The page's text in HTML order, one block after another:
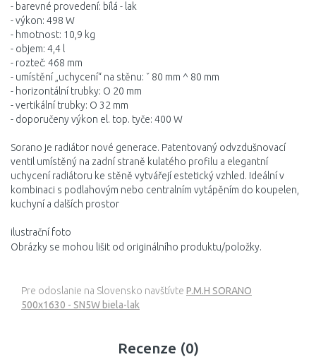
- barevné provedení: bílá - lak
- výkon: 498 W
- hmotnost: 10,9 kg
- objem: 4,4 l
- rozteč: 468 mm
- umístění „uchycení“ na stěnu: ˇ 80 mm ^ 80 mm
- horizontální trubky: O 20 mm
- vertikální trubky: O 32 mm
- doporučeny výkon el. top. tyče: 400 W
Sorano je radiátor nové generace. Patentovaný odvzdušnovací
ventil umístěný na zadní straně kulatého profilu a elegantní
uchycení radiátoru ke stěně vytvářejí estetický vzhled. Ideální v
kombinaci s podlahovým nebo centralním vytápěním do koupelen,
kuchyní a dalších prostor
ilustrační foto
Obrázky se mohou lišit od originálního produktu/položky.
Pre odoslanie na Slovensko navštívte P.M.H SORANO
500x1630 - SN5W biela-lak
Recenze (0)